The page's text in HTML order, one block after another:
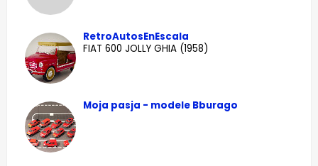
RetroAutosEnEscala
FIAT 600 JOLLY GHIA (1958)
Moja pasja - modele Bburago